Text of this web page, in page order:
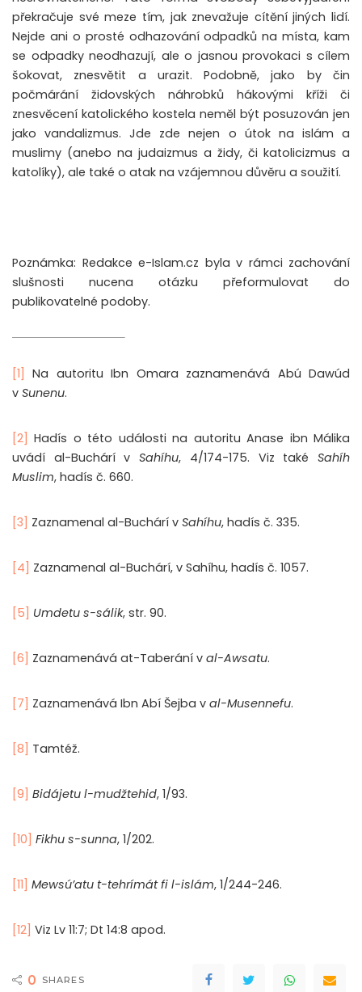
překračuje své meze tím, jak znevažuje cítění jiných lidí.
Nejde ani o prosté odhazování odpadků na místa, kam
se odpadky neodhazují, ale o jasnou provokaci s cílem
šokovat, znesvětit a urazit. Podobně, jako by čin
počmárání židovských náhrobků hákovými kříži či
znesvěcení katolického kostela neměl být posuzován jen
jako vandalizmus. Jde zde nejen o útok na islám a
muslimy (anebo na judaizmus a židy, či katolicizmus a
katolíky), ale také o atak na vzájemnou důvěru a soužití.
Poznámka: Redakce e-Islam.cz byla v rámci zachování
slušnosti nucena otázku přeformulovat do
publikovatelné podoby.
[1]
Na autoritu Ibn Omara zaznamenává Abú Dawúd
v Sunenu.
[2]
Hadís o této události na autoritu Anase ibn Málika
uvádí al-Buchárí vSahíhu, 4/174-175. Viz takéSahíh
Muslim, hadís č. 660.
[3] Zaznamenal al-Buchárí v Sahíhu, hadís č. 335.
[4] Zaznamenal al-Buchárí, v Sahíhu, hadís č. 1057.
[5] Umdetu s-sálik, str. 90.
[6] Zaznamenává at-Taberání v al-Awsatu.
[7] Zaznamenává Ibn Abí Šejba v al-Musennefu.
[8] Tamtéž.
[9] Bidájetu l-mudžtehid, 1/93.
[10] Fikhu s-sunna, 1/202.
[11] Mewsú’atu t-tehrímát fi l-islám, 1/244-246.
[12] Viz Lv 11:7; Dt 14:8 apod.
0 SHARES